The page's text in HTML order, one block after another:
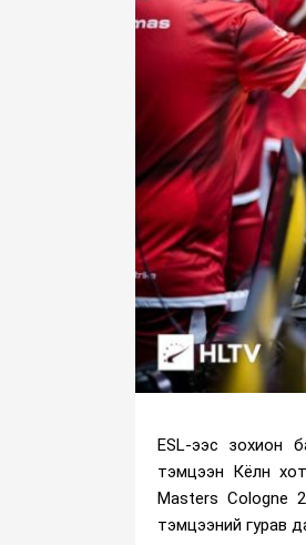
ESL-ээс зохион
тэмцээн Кёлн
Masters Cologne
тэмцээний гурав